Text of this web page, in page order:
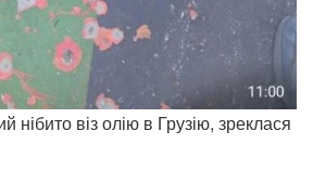
нібито віз олію в Грузію, зреклася